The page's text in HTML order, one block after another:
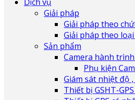
Giải pháp
Giải pháp theo
Giải pháp theo
Sản phẩm
Camera hành trình
Phụ kiện
Giám sát nhiệt độ
Thiết bị GSHT-